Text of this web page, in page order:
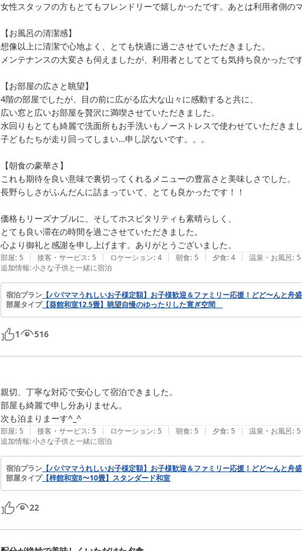
女性スタッフの方もとてもフレンドリーで嬉しかったです。あとは利用者側の
【お風呂の清潔感】
想像以上に清潔で心地よく、とても快適に過ごさせていただきました。
メンテナンスの大変さも伺えましたが、利用者としてとても気持ち良かったで
【お部屋の広さと眺望】
4階の部屋でしたが、目の前に広がる広大な山々に感動すると共に、
広い窓と広いお部屋を贅沢に満喫させていただきました。
水回りもとても綺麗で洗面所もお手洗いもノーストレスで使わせていただきまし
子どもたちが走り回ってしまい…申し訳ないです。。。
【朝食の豪華さ】
これも期待を良い意味で裏切ってくれるメニューの豊富さと美味しさでした。
長野らしさがふんだんに詰まっていて、とても良かったです！！
価格もリーズナブルに、そしてホスピタリティも素晴らしく、
とても良い滞在の時間を過ごさせていただきました。
心より御礼と感謝を申し上げます。ありがとうございました。
部屋: 5 | 接客・サービス: 5 | ロケーション: 4 | 朝食: 5 | 夕食: 4 | 温泉・お風呂: 5
追加情報:小さな子供と一緒に宿泊
宿泊プラン 【パパママうれしいお子様定額】お子様歓迎＆ファミリー応援！どど〜んと舟
部屋タイプ【葵館和室12.5畳】眺望自慢のゆったりした寛ぎ空間
1 516
親切、丁寧な対応で安心して宿泊できました。
部屋も綺麗で申し分ありません。
次も泊まりまーす^_^
部屋: 5 | 接客・サービス: 5 | ロケーション: 5 | 朝食: 5 | 夕食: 5 | 温泉・お風呂: 5
追加情報:小さな子供と一緒に宿泊
宿泊プラン 【パパママうれしいお子様定額】お子様歓迎＆ファミリー応援！どど〜んと舟
部屋タイプ【梓館和室8〜10畳】スタンダード和室
22